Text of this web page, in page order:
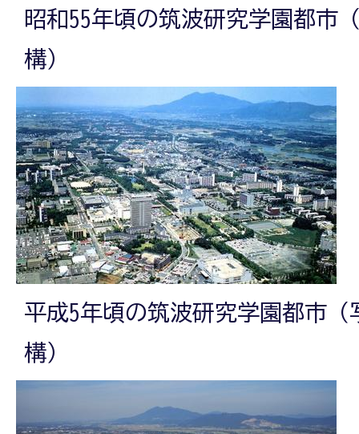
昭和55年頃の筑波研究学園都市
構）
平成5年頃の筑波研究学園都市（
構）